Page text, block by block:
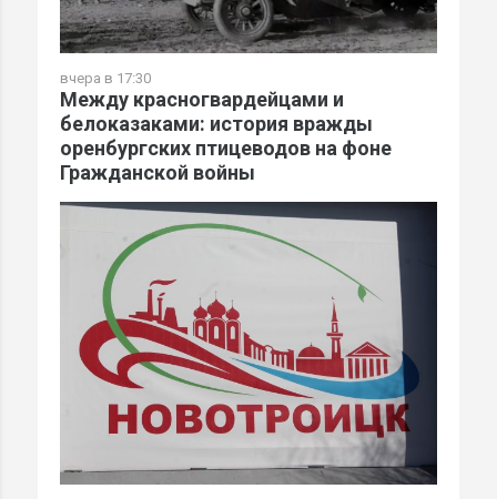
вчера в 17:30
Между красногвардейцами и
белоказаками: история вражды
оренбургских птицеводов на фоне
Гражданской войны